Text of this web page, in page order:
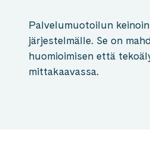
Palvelumuotoilun
järjestelmälle. Se on
huomioimisen että
mittakaavassa.